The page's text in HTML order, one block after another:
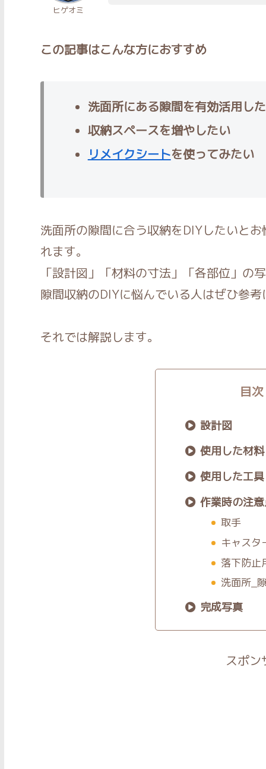
ヒゲオミ
この記事はこんな方におすすめ
洗面所にある隙間を有効活用し
収納スペースを増やしたい
リメイクシートを使ってみたい
洗面所の隙間に合う収納をDIYしたいと
れます。
「設計図」「材料の寸法」「各部位」の
隙間収納のDIYに悩んでいる人はぜひ参
それでは解説します。
目次
設計図
使用した材料
使用した工具
作業時の注
取手
キャスタ
落下防止
洗面所_
完成写真
スポン